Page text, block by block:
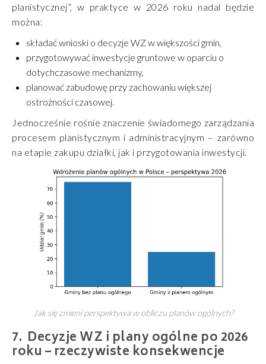
planistycznej”, w praktyce w 2026 roku nadal będzie
można:
składać wnioski o decyzje WZ w większości gmin,
przygotowywać inwestycje gruntowe w oparciu o
dotychczasowe mechanizmy,
planować zabudowę przy zachowaniu większej
ostrożności czasowej.
Jednocześnie rośnie znaczenie świadomego zarządzania
procesem planistycznym i administracyjnym – zarówno
na etapie zakupu działki, jak i przygotowania inwestycji.
Jak się zmieni perspektywa w obliczu planów ogólnych?
Decyzje WZ i plany ogólne po 2026
roku – rzeczywiste konsekwencje